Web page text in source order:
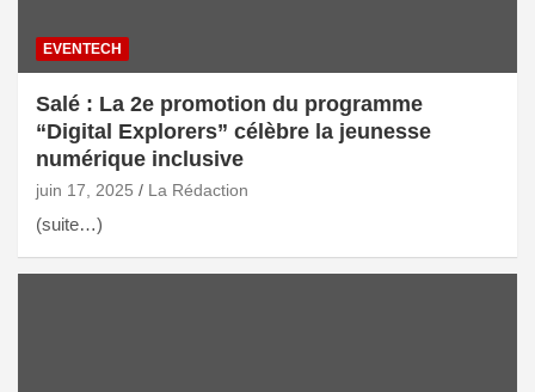
EVENTECH
Salé : La 2e promotion du programme
“Digital Explorers” célèbre la jeunesse
numérique inclusive
juin 17, 2025 La Rédaction
(suite…)